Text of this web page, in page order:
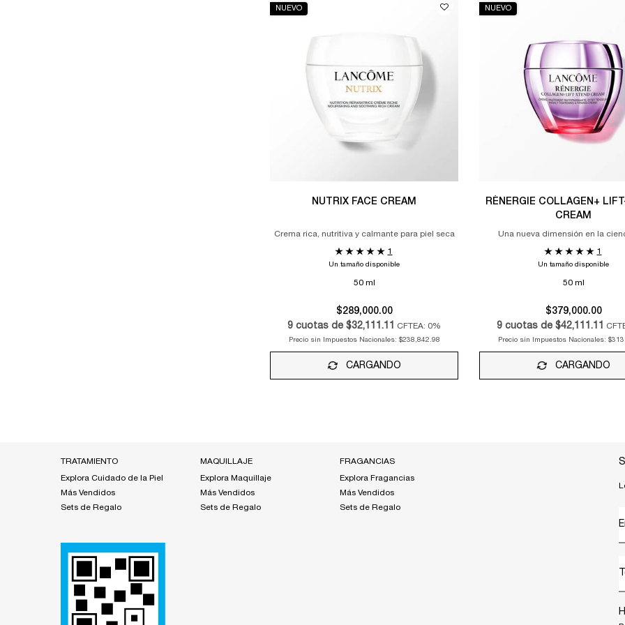
NUEVO
NUTRIX FACE CREAM
Crema rica, nutritiva y calmante para piel seca
1
Un tamaño disponible
50 ml
$289,000.00
9 cuotas de $32,111.11 CFTEA: 0%
Precio sin Impuestos Nacionales: $238,842.98
CARGANDO
NUEVO
RÉNERGIE COLLAGEN+
CREAM
Una nueva dimensión en la
1
Un tamaño disponible
50 ml
$379,000.00
9 cuotas de $42,111.11
Precio sin Impuestos Nacionales:
CARGANDO
TRATAMIENTO
Explora Cuidado de la Piel
Más Vendidos
Sets de Regalo
MAQUILLAJE
Explora Maquillaje
Más Vendidos
Sets de Regalo
FRAGANCIAS
Explora Fragancias
Más Vendidos
Sets de Regalo